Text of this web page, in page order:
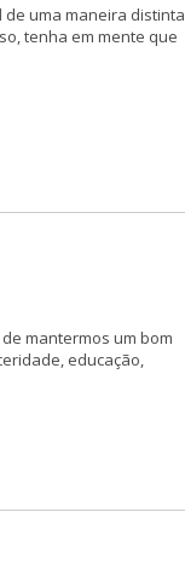
uma maneira distinta
tenha em mente que
mantermos um bom
educação,